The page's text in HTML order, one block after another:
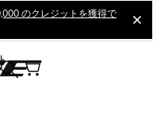
のクレジットを獲得で